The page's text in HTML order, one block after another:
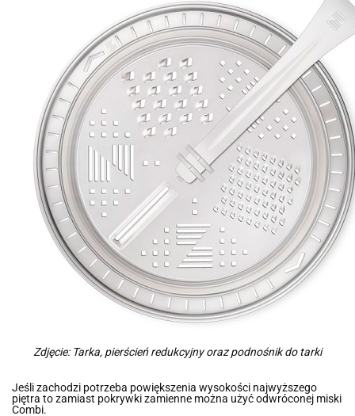
Zdjęcie: Tarka, pierścień redukcyjny oraz podnośnik do tarki
Jeśli zachodzi potrzeba powiększenia wysokości najwyższego
piętra to zamiast pokrywki zamienne można użyć odwróconej miski
Combi.